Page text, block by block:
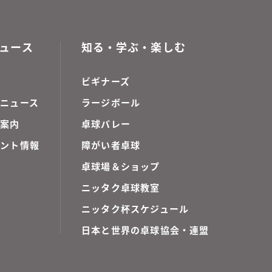
ース
ュース
内
ト情報
知る・学ぶ・楽しむ
ビギナーズ
ラージボール
卓球バレー
障がい者卓球
卓球場＆ショップ
ニッタク卓球教室
ニッタク杯スケジュール
日本と世界の卓球協会・連盟